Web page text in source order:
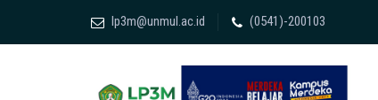
lp3m@unmul.ac.id (0541)-200103